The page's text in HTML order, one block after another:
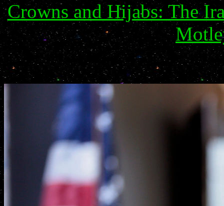
Crowns and Hijabs: The